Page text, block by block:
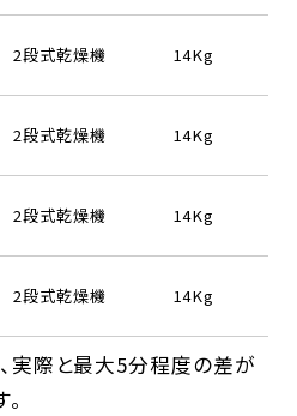
2段式乾燥機 14Kg
2段式乾燥機 14Kg
2段式乾燥機 14Kg
2段式乾燥機 14Kg
実際と最大5分程度の差が